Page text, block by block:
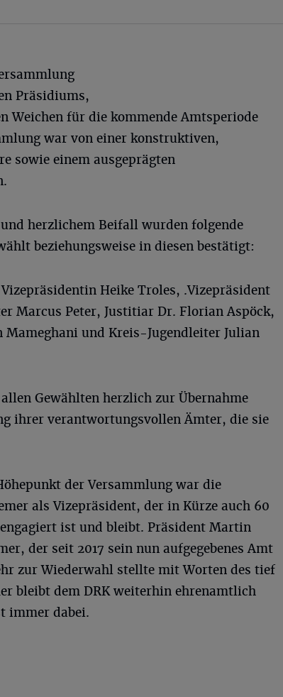
Präsidiums,
Weichen für die kommende Amtsperiode
war von einer konstruktiven,
sowie einem ausgeprägten
herzlichem Beifall wurden folgende
beziehungsweise in diesen bestätigt:
Heike Troles, .Vizepräsident
Marcus Peter, Justitiar Dr. Florian Aspöck,
Mameghani und Kreis-Jugendleiter Julian
Gewählten herzlich zur Übernahme
ihrer verantwortungsvollen Ämter, die sie
der Versammlung war die
als Vizepräsident, der in Kürze auch 60
ist und bleibt. Präsident Martin
der seit 2017 sein nun aufgegebenes Amt
zur Wiederwahl stellte mit Worten des tief
bleibt dem DRK weiterhin ehrenamtlich
immer dabei.